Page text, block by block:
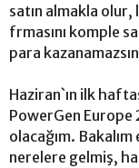
satın almakla olur,
frmasını komple
para
Haziran`ın ilk
PowerGen Europe
olacağım.
nerelere gelmiş,